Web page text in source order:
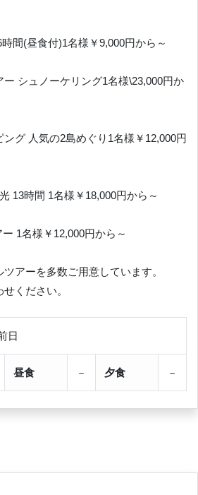
間(昼食付)1名様￥9,000円から～
シュノーケリング1名様\23,000円か
グ 人気の2島めぐり1名様￥12,000円
13時間 1名様￥18,000円から～
1名様￥12,000円から～
アーを多数ご用意しています。
ください。
日
昼食 － 夕食 －